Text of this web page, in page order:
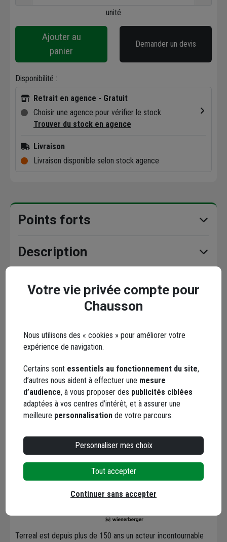
unité
Ajouter au
panier
Demander un devis
Disponibilité :
Retrait en agence - Gratuit
Choisir une agence pour vérifier le stock
Trouver du stock en agence
Livraison
Livraison disponible selon stock agence
Points forts
Description
Caractéristiques
Catégories associées
Chapeaux de
murs et éléments
Marque Terreal
Terreal est depuis plus de 150 ans un acteur incontournable
Votre vie privée compte pour
Chausson
Nous utilisons des « cookies » pour améliorer votre
expérience de navigation.
Certains sont essentiels au fonctionnement du site,
d’autres nous aident à effectuer une mesure
d’audience, à vous proposer des publicités ciblées
adaptées à vos centres d’intérêt, et à assurer une
meilleure personnalisation de votre parcours.
Personnaliser mes choix
Tout accepter
Continuer sans accepter